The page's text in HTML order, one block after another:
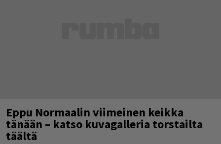
Eppu Normaalin viimeinen keikka
tänään – katso kuvagalleria torstailta
täältä